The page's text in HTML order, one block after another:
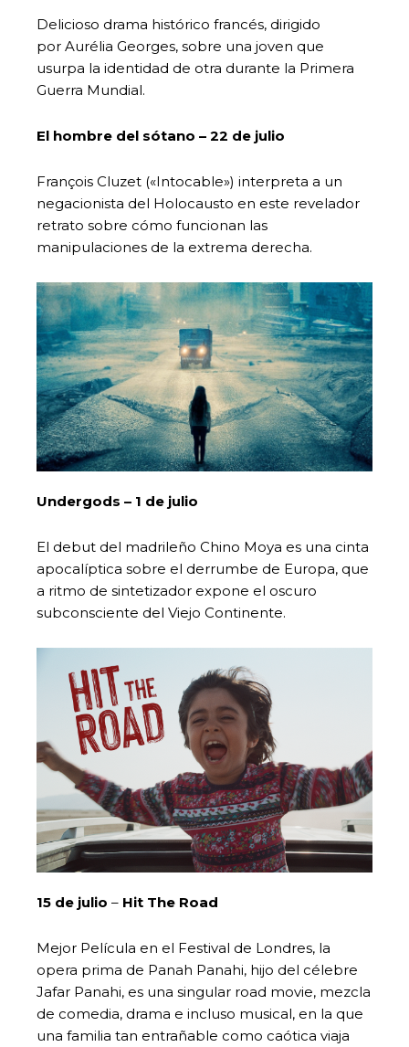
Delicioso drama histórico francés, dirigido
por Aurélia Georges, sobre una joven que
usurpa la identidad de otra durante la Primera
Guerra Mundial.
El hombre del sótano – 22 de julio
François Cluzet («Intocable») interpreta a un
negacionista del Holocausto en este revelador
retrato sobre cómo funcionan las
manipulaciones de la extrema derecha.
Undergods – 1 de julio
El debut del madrileño Chino Moya es una cinta
apocalíptica sobre el derrumbe de Europa, que
a ritmo de sintetizador expone el oscuro
subconsciente del Viejo Continente.
15 de julio – Hit The Road
Mejor Película en el Festival de Londres, la
opera prima de Panah Panahi, hijo del célebre
Jafar Panahi, es una singular road movie, mezcla
de comedia, drama e incluso musical, en la que
una familia tan entrañable como caótica viaja